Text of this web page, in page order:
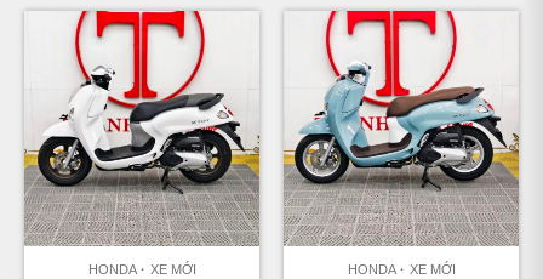
HONDA XE MỚI HONDA XE MỚI